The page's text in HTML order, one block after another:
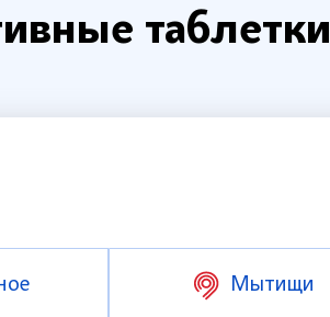
таблетки
Мытищи